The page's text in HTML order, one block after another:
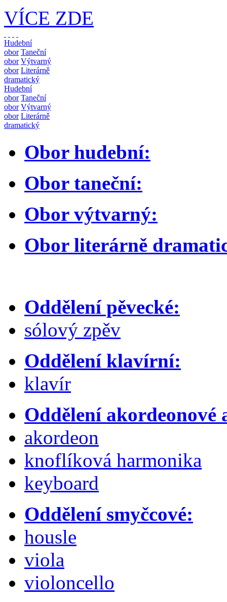
VÍCE ZDE
Hudební
obor Taneční
obor Výtvarný
obor Literárně
dramatický
Hudební
obor Taneční
obor Výtvarný
obor Literárně
dramatický
Obor hudební:
Obor taneční:
Obor výtvarný:
Obor literárně
Oddělení pěvecké:
sólový zpěv
Oddělení klavírní:
klavír
Oddělení akordeonové
akordeon
knoflíková harmonika
keyboard
Oddělení smyčcové:
housle
viola
violoncello